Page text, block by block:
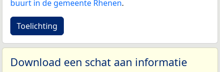
buurt in de gemeente Rhenen.
Toelichting
Download een schat aan informatie